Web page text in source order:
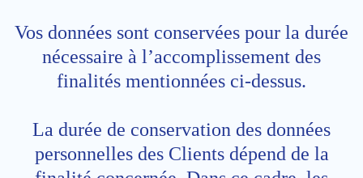
Vos données sont conservées pour la durée
nécessaire à l’accomplissement des
finalités mentionnées ci-dessus.
La durée de conservation des données
personnelles des Clients dépend de la